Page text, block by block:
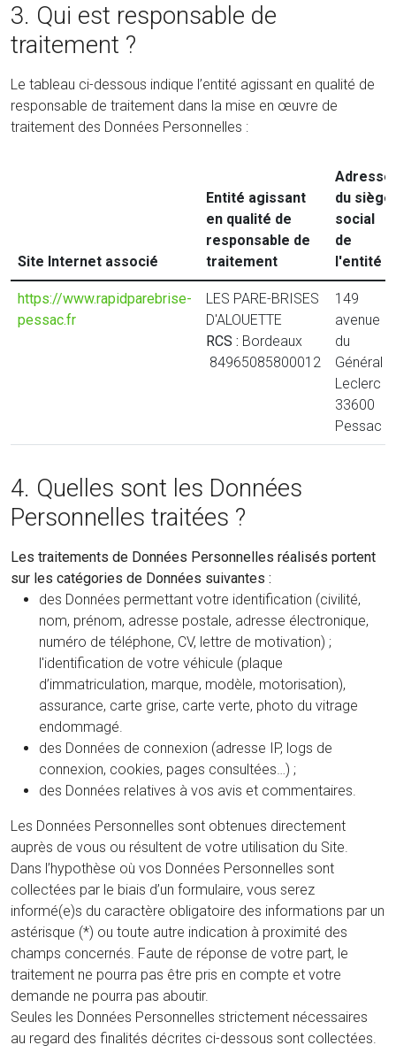
3. Qui est responsable de
traitement ?
Le tableau ci-dessous indique l’entité agissant en qualité de
responsable de traitement dans la mise en œuvre de
traitement des Données Personnelles :
Site Internet associé
Entité agissant
en qualité de
responsable de
traitement
Adresse
du siège
social
de
l'entité
https://www.rapidparebrise-
pessac.fr
LES PARE-BRISES
D'ALOUETTE
RCS : Bordeaux
84965085800012
149
avenue
du
Général
Leclerc
33600
Pessac
4. Quelles sont les Données
Personnelles traitées ?
Les traitements de Données Personnelles réalisés portent
sur les catégories de Données suivantes :
des Données permettant votre identification (civilité,
nom, prénom, adresse postale, adresse électronique,
numéro de téléphone, CV, lettre de motivation) ;
l'identification de votre véhicule (plaque
d’immatriculation, marque, modèle, motorisation),
assurance, carte grise, carte verte, photo du vitrage
endommagé.
des Données de connexion (adresse IP, logs de
connexion, cookies, pages consultées…) ;
des Données relatives à vos avis et commentaires.
Les Données Personnelles sont obtenues directement
auprès de vous ou résultent de votre utilisation du Site.
Dans l’hypothèse où vos Données Personnelles sont
collectées par le biais d’un formulaire, vous serez
informé(e)s du caractère obligatoire des informations par un
astérisque (*) ou toute autre indication à proximité des
champs concernés. Faute de réponse de votre part, le
traitement ne pourra pas être pris en compte et votre
demande ne pourra pas aboutir.
Seules les Données Personnelles strictement nécessaires
au regard des finalités décrites ci-dessous sont collectées.